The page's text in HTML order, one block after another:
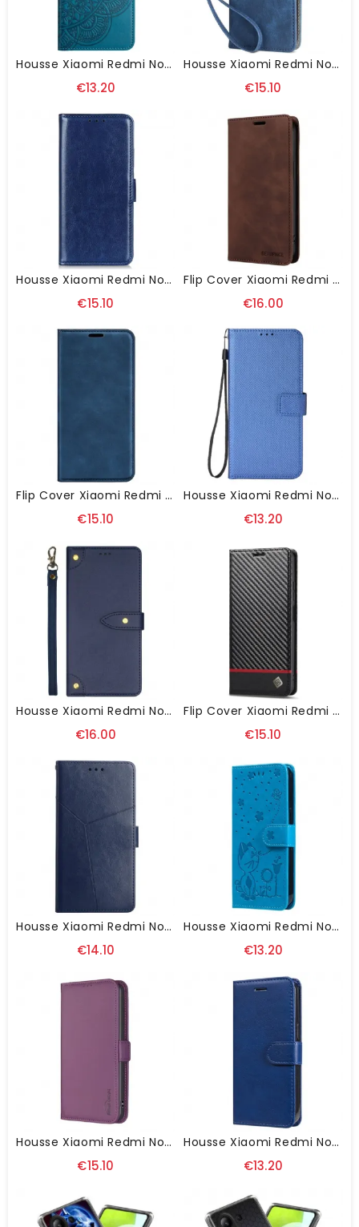
Housse Xiaomi Redmi Note 13 4G Impression Mandala À Lanière
€13.20
Housse Xiaomi Redmi Note 13 4G Avec Protection RFID
€15.10
Housse Xiaomi Redmi Note 13 4G Simili Cuir Verni
€15.10
Flip Cover Xiaomi Redmi Note 13 4G Protection RFID BETOPNICE
€16.00
Flip Cover Xiaomi Redmi Note 13 4G Classique
€15.10
Housse Xiaomi Redmi Note 13 4G Texture Relief À Lanière
€13.20
Housse Xiaomi Redmi Note 13 4G Rivets Décoratifs IDEWEI
€16.00
Flip Cover Xiaomi Redmi Note 13 4G Fibre Carbone LC.IMEEKE
€15.10
Housse Xiaomi Redmi Note 13 4G Y Design À Lanière
€14.10
Housse Xiaomi Redmi Note 13 4G Chat Et Abeilles À Lanière
€13.20
Housse Xiaomi Redmi Note 13 4G BINFEN COLOR
€15.10
Housse Xiaomi Redmi Note 13 4G Unie À Lanière
€13.20